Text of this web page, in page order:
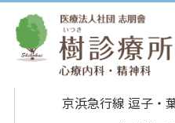
京浜急行線 逗子・